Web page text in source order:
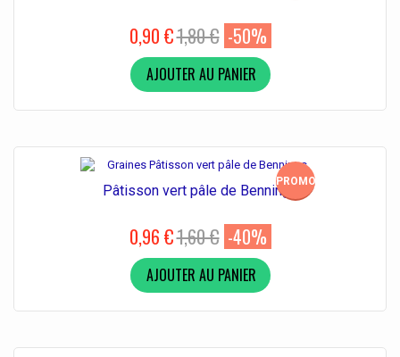
0,90 €1,80 € -50%
AJOUTER AU PANIER
PROMO!
Pâtisson vert pâle de Bennings
0,96 €1,60 € -40%
AJOUTER AU PANIER